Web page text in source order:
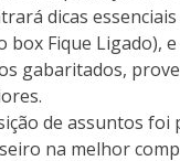
dicas essenciais
box Fique Ligado),
gabaritados,
de assuntos foi
na melhor